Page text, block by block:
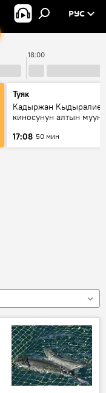
РУС
18:00
Туяк
Кадыржан
киносунун алтын
17:08 50 мин